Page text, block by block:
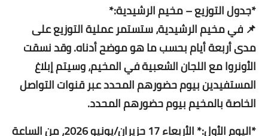
*جدول التوزيع – مخيم الرشيدية:*
📌 في مخيم الرشيدية، ستستمر عملية التوزيع على
مدى أربعة أيام بحسب ما هو موضح أدناه. وقد نسقت
الأونروا مع اللجان الشعبية في المخيم، وسيتم إبلاغ
المستفيدين بيوم حضورهم المحدد عبر قنوات التواصل
الخاصة بالمخيم بيوم حضورهم المحدد.
*اليوم الأول:* الأربعاء 17 حزيران/يونيو 2026، من الساعة